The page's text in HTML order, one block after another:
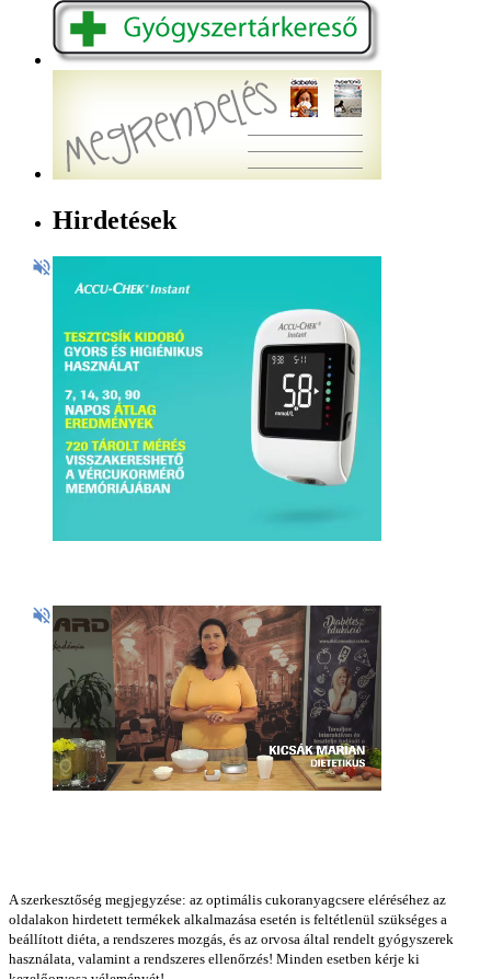
Hirdetések
A szerkesztőség megjegyzése: az optimális cukoranyagcsere eléréséhez az
oldalakon hirdetett termékek alkalmazása esetén is feltétlenül szükséges a
beállított diéta, a rendszeres mozgás, és az orvosa által rendelt gyógyszerek
használata, valamint a rendszeres ellenőrzés! Minden esetben kérje ki